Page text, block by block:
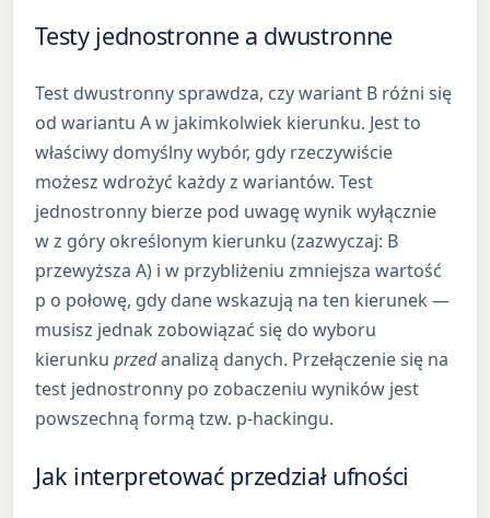
Testy jednostronne a dwustronne
Test dwustronny sprawdza, czy wariant B różni się
od wariantu A w jakimkolwiek kierunku. Jest to
właściwy domyślny wybór, gdy rzeczywiście
możesz wdrożyć każdy z wariantów. Test
jednostronny bierze pod uwagę wynik wyłącznie
w z góry określonym kierunku (zazwyczaj: B
przewyższa A) i w przybliżeniu zmniejsza wartość
p o połowę, gdy dane wskazują na ten kierunek —
musisz jednak zobowiązać się do wyboru
kierunkuprzedanalizą danych. Przełączenie się na
test jednostronny po zobaczeniu wyników jest
powszechną formą tzw. p-hackingu.
Jak interpretować przedział ufności